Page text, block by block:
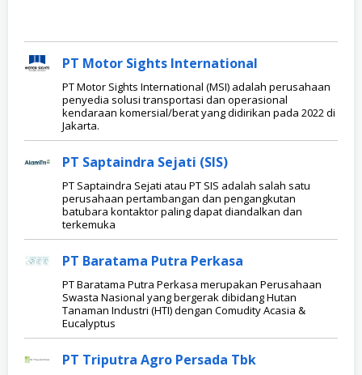
PT Motor Sights International
PT Motor Sights International (MSI) adalah perusahaan
penyedia solusi transportasi dan operasional
kendaraan komersial/berat yang didirikan pada 2022 di
Jakarta.
PT Saptaindra Sejati (SIS)
PT Saptaindra Sejati atau PT SIS adalah salah satu
perusahaan pertambangan dan pengangkutan
batubara kontaktor paling dapat diandalkan dan
terkemuka
PT Baratama Putra Perkasa
PT Baratama Putra Perkasa merupakan Perusahaan
Swasta Nasional yang bergerak dibidang Hutan
Tanaman Industri (HTI) dengan Comudity Acasia &
Eucalyptus
PT Triputra Agro Persada Tbk